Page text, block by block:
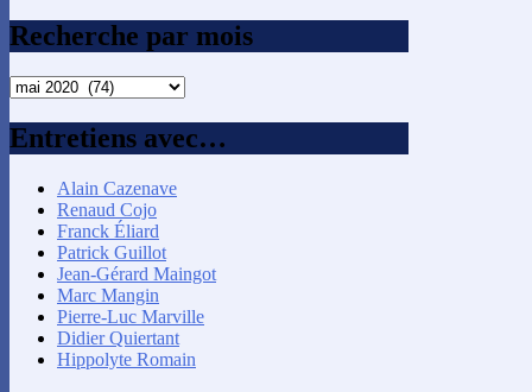
Recherche par mois
Recherche
mois
Entretiens avec…
Alain Cazenave
Renaud Cojo
Franck Éliard
Patrick Guillot
Jean-Gérard Maingot
Marc Mangin
Pierre-Luc Marville
Didier Quiertant
Hippolyte Romain